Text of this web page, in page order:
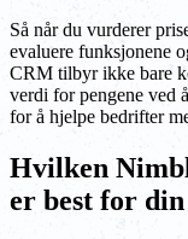
Så når du vurderer
evaluere funksjonene
CRM tilbyr ikke bare
verdi for pengene ved
for å hjelpe bedrifter
Hvilken
er best for